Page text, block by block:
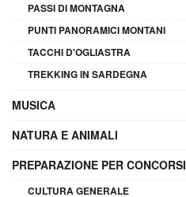
PASSI DI MONTAGNA
PUNTI PANORAMICI MONTANI
TACCHI D'OGLIASTRA
TREKKING IN SARDEGNA
MUSICA
NATURA E ANIMALI
PREPARAZIONE PER CONCORSI
CULTURA GENERALE